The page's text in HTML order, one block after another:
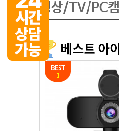
영상/TV/PC캠